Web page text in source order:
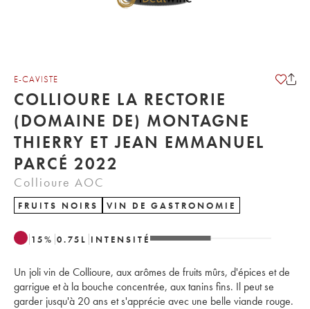
E-CAVISTE
COLLIOURE LA RECTORIE
(DOMAINE DE) MONTAGNE
THIERRY ET JEAN EMMANUEL
PARCÉ 2022
Collioure AOC
FRUITS NOIRS VIN DE GASTRONOMIE
15% 0.75 L INTENSITÉ
Un joli vin de Collioure, aux arômes de fruits mûrs, d'épices et de
garrigue et à la bouche concentrée, aux tanins fins. Il peut se
garder jusqu'à 20 ans et s'apprécie avec une belle viande rouge.